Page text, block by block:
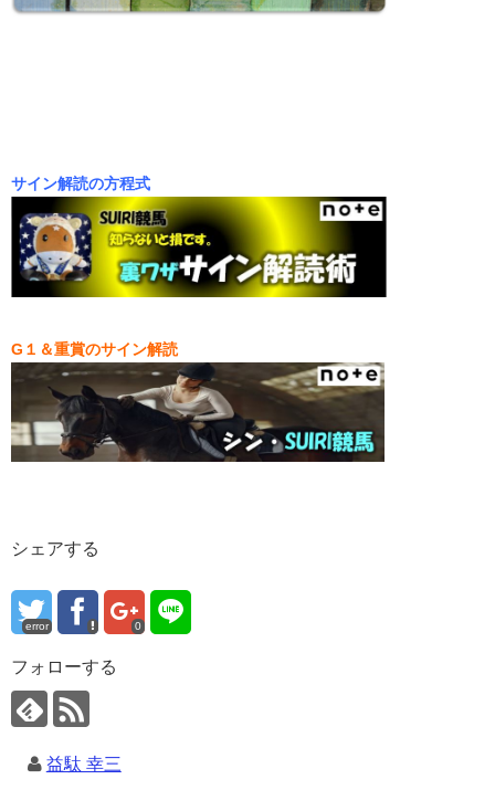
サイン解読の方程式
G１＆重賞のサイン解読
シェアする
error 0
フォローする
益駄 幸三